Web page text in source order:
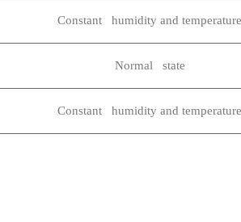
Constant humidity and temperature
Normal state
Constant humidity and temperature